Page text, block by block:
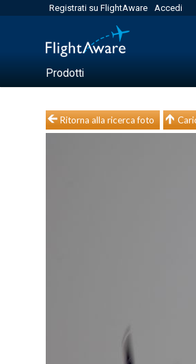
Registrati su FlightAware Accedi
Prodotti
Ritorna alla ricerca foto